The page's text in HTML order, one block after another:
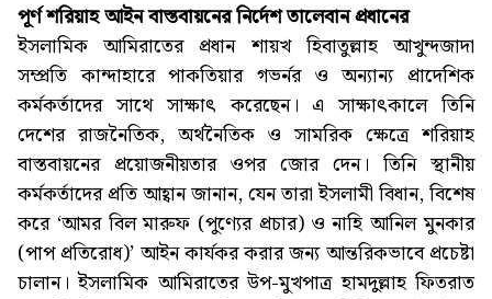
পূর্ণ শরিয়াহ আইন বাস্তবায়নের নির্দেশ তালেবান প্রধানের
ইসলামিক আমিরাতের প্রধান শায়খ হিবাতুল্লাহ আখুন্দজাদা
সম্প্রতি কান্দাহারে পাকতিয়ার গভর্নর ও অন্যান্য প্রাদেশিক
কর্মকর্তাদের সাথে সাক্ষাৎ করেছেন। এ সাক্ষাৎকালে তিনি
দেশের রাজনৈতিক, অর্থনৈতিক ও সামরিক ক্ষেত্রে শরিয়াহ
বাস্তবায়নের প্রয়োজনীয়তার ওপর জোর দেন। তিনি স্থানীয়
কর্মকর্তাদের প্রতি আহ্বান জানান, যেন তারা ইসলামী বিধান, বিশেষ
করে ‘আমর বিল মারুফ (পুণ্যের প্রচার) ও নাহি আনিল মুনকার
(পাপ প্রতিরোধ)’ আইন কার্যকর করার জন্য আন্তরিকভাবে প্রচেষ্টা
চালান। ইসলামিক আমিরাতের উপ-মুখপাত্র হামদুল্লাহ ফিতরাত